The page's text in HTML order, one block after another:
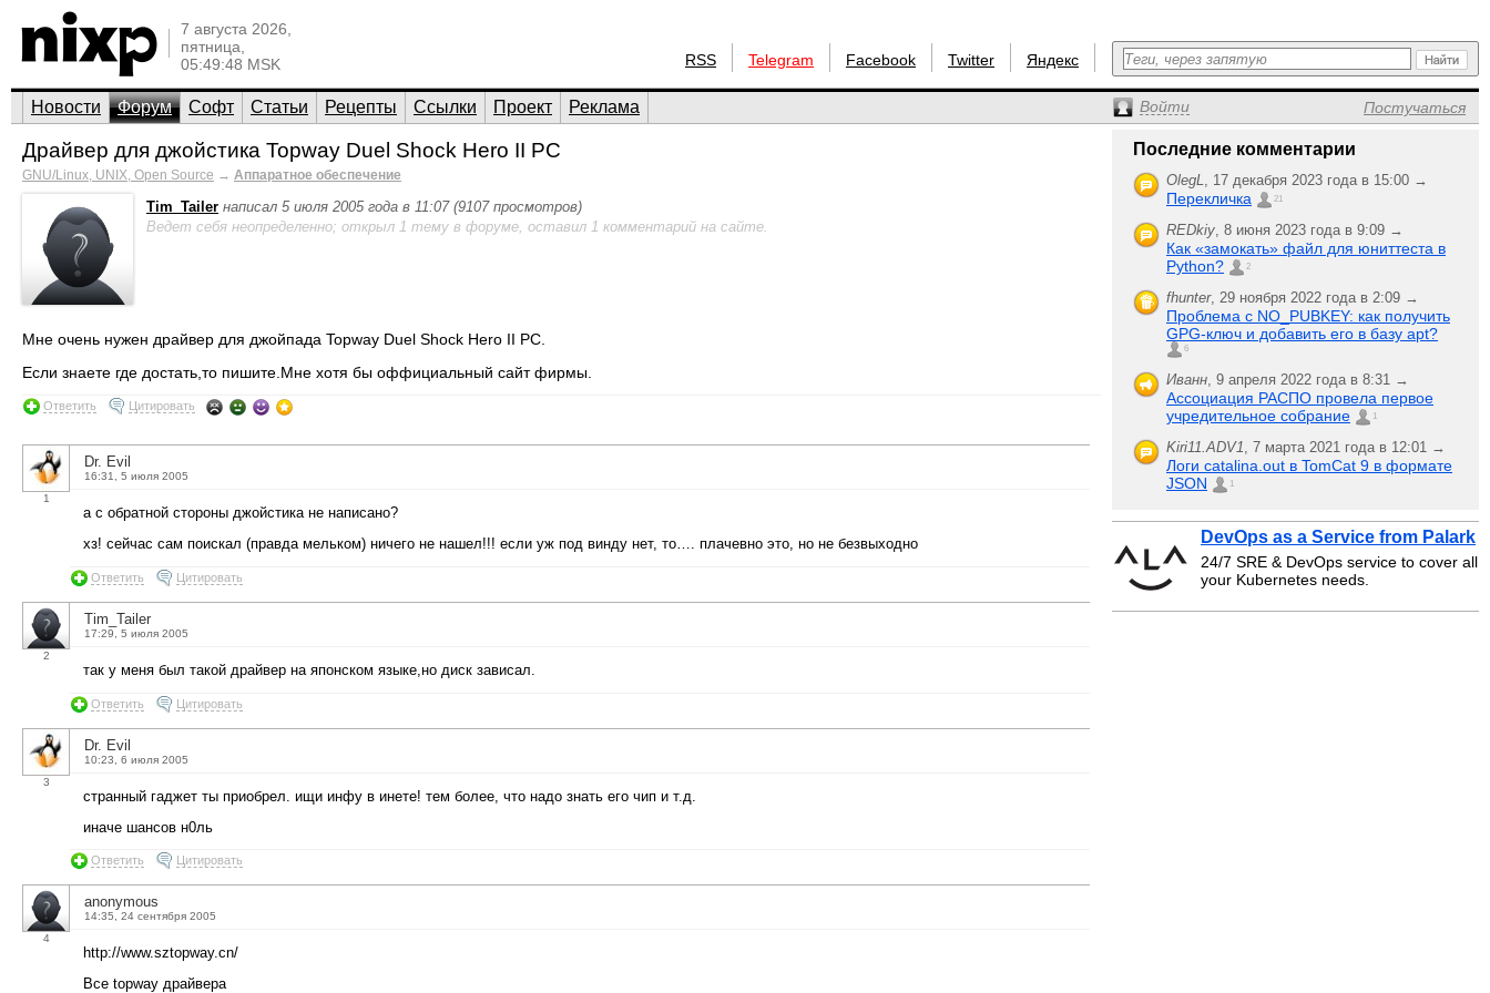
7 августа 2026,
пятница,
05:49:48 MSK
RSS Telegram Facebook Twitter Яндекс
Новости Форум Софт Статьи Рецепты Ссылки Проект Реклама Войти Постучаться
Драйвер для джойстика Topway Duel Shock Hero II PC
GNU/Linux, UNIX, Open Source → Аппаратное обеспечение
Tim_Tailer написал 5 июля 2005 года в 11:07 (9107 просмотров)
Ведет себя неопределенно; открыл 1 тему в форуме, оставил 1 комментарий на сайте.
Мне очень нужен драйвер для джойпада Topway Duel Shock Hero II PC.
Если знаете где достать,то пишите.Мне хотя бы оффициальный сайт фирмы.
Ответить Цитировать
1
Dr. Evil
16:31, 5 июля 2005
а с обратной стороны джойстика не написано?
хз! сейчас сам поискал (правда мельком) ничего не нашел!!! если уж под винду нет, то…. плачевно это, но не безвыходно
Ответить Цитировать
2
Tim_Tailer
17:29, 5 июля 2005
так у меня был такой драйвер на японском языке,но диск зависал.
Ответить Цитировать
3
Dr. Evil
10:23, 6 июля 2005
странный гаджет ты приобрел. ищи инфу в инете! тем более, что надо знать его чип и т.д.
иначе шансов н0ль
Ответить Цитировать
4
anonymous
14:35, 24 сентября 2005
http://www.sztopway.cn/
Все topway драйвера
Последние комментарии
OlegL, 17 декабря 2023 года в 15:00 →
Перекличка 21
REDkiy, 8 июня 2023 года в 9:09 →
Как «замокать» файл для юниттеста в
Python?
2
fhunter, 29 ноября 2022 года в 2:09 →
Проблема с NO_PUBKEY: как получить
GPG-ключ и добавить его в базу apt?
6
Иванн, 9 апреля 2022 года в 8:31 →
Ассоциация РАСПО провела первое
учредительное собрание
1
Kiri11.ADV1, 7 марта 2021 года в 12:01 →
Логи catalina.out в TomCat 9 в формате
JSON
1
DevOps as a Service from Palark
24/7 SRE & DevOps service to cover all
your Kubernetes needs.